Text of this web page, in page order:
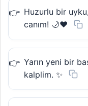
Huzurlu bir
canım! 🌙❤️
Yarın yeni bir
kalplim. ✨